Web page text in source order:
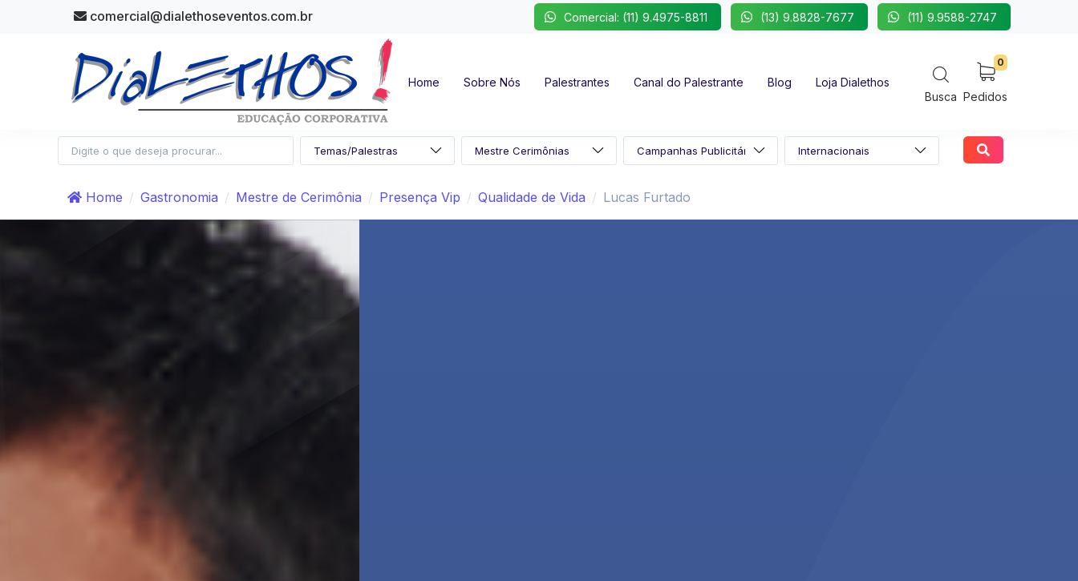
comercial@dialethoseventos.com.br Comercial: (11) 9.4975-8811 (13) 9.8828-7677 (11) 9.9588-2747
Home Sobre Nós Palestrantes Canal do Palestrante Blog
Loja Dialethos
Busca
0
Pedidos
Home Gastronomia Mestre de Cerimônia Presença Vip Qualidade de Vida Lucas Furtado